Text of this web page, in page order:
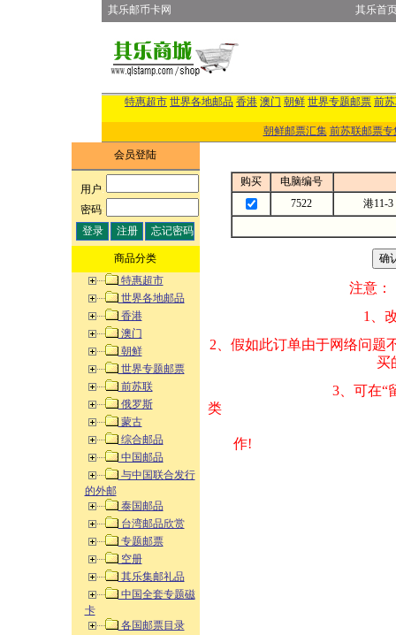
其乐邮币卡网 其乐首
特惠超市 世界各地邮品 香港 澳门 朝鲜 世界专题邮票 前
朝鲜邮票汇集 前苏联邮票专
会员登陆
用户:
密码:
商品分类
特惠超市
世界各地邮品
香港
澳门
朝鲜
世界专题邮票
前苏联
俄罗斯
蒙古
综合邮品
中国邮品
与中国联合发行
的外邮
泰国邮品
台湾邮品欣赏
专题邮票
空册
其乐集邮礼品
中国全套专题磁
卡
各国邮票目录
购买
电脑编号
7522
港11-
注意：
1、改变商品数量
2、假如此订单由
买的邮品的“
3、可在“
类 方式告之
作!